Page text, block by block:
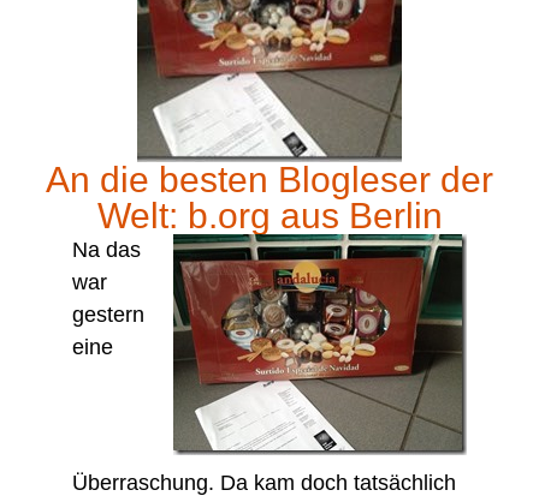
An die besten Blogleser der
Welt: b.org aus Berlin
Na das
war
gestern
eine
Überraschung. Da kam doch tatsächlich